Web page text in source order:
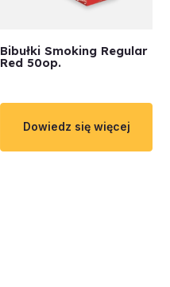
Bibułki Smoking Regular
Red 50op.
Dowiedz się więcej